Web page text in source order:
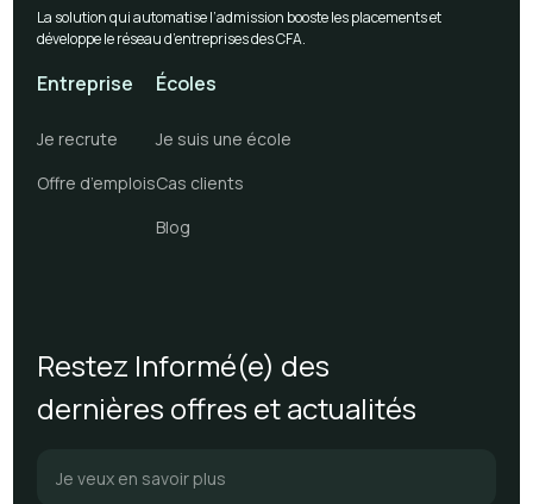
Restez Informé(e) des
dernières offres et actualités
La solution qui automatise l’admission booste les placements et
développe le réseau d’entreprises des CFA.
Entreprise
Je recrute
Offre d’emplois
Écoles
Je suis une école
Cas clients
Blog